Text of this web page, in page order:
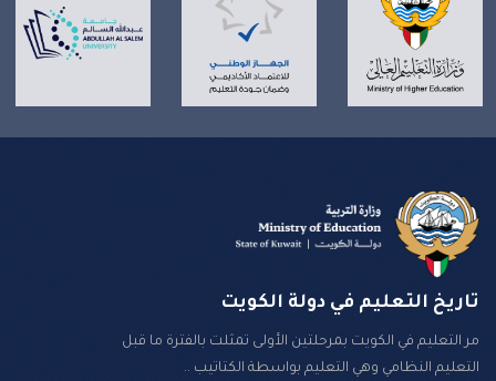
تاريخ التعليم في دولة الكويت
مر التعليم في الكويت بمرحلتين الأولى تمثلت بالفترة ما قبل
التعليم النظامي وهي التعليم بواسطة الكتاتيب ..